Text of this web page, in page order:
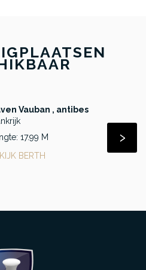
Vauban , antibes
17.99 M
BERTH
›